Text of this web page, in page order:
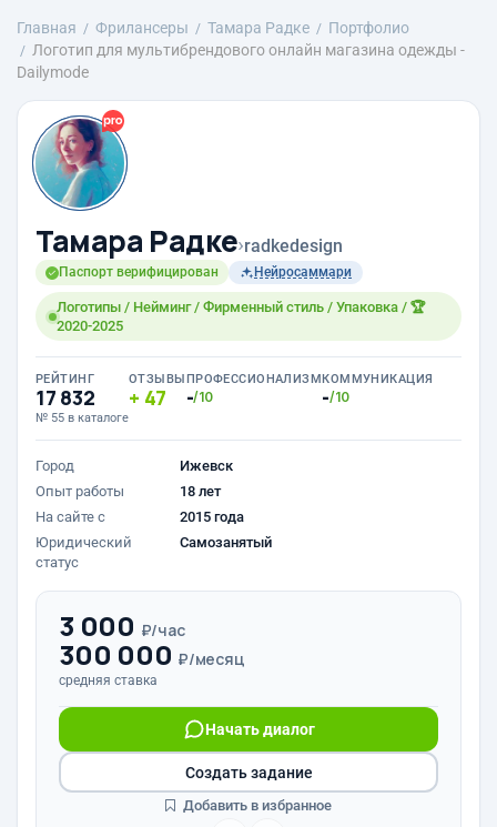
Главная Фрилансеры Тамара Радке
Портфолио
Логотип для мультибрендового онлайн магазина одежды -
Dailymode
Тамара Радке›radkedesign
Паспорт верифицирован Нейросаммари
Логотипы / Нейминг / Фирменный стиль / Упаковка / 🏆
2020-2025
РЕЙТИНГ
17 832
№ 55 в каталоге
ОТЗЫВЫ
47
ПРОФЕССИОНАЛИЗМ
-/10
КОММУНИКАЦИЯ
-/10
Город
Ижевск
Опыт работы
18 лет
На сайте с
2015 года
Юридический
статус
Самозанятый
3 000 ₽/час
300 000 ₽/месяц
средняя ставка
Начать диалог
Создать задание
Добавить в избранное